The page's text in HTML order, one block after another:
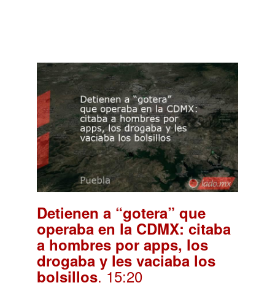
Detienen a “gotera” que
operaba en la CDMX: citaba
a hombres por apps, los
drogaba y les vaciaba los
bolsillos. 15:20